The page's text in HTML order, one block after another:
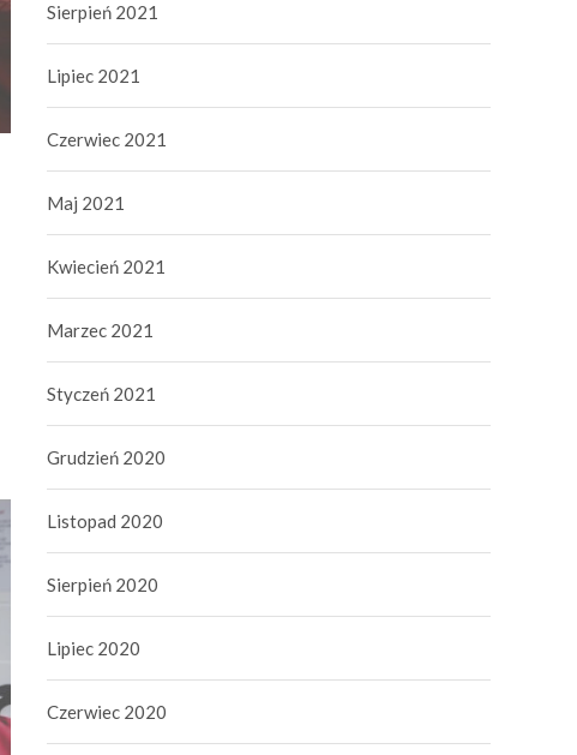
Sierpień 2021
Lipiec 2021
Czerwiec 2021
Maj 2021
Kwiecień 2021
Marzec 2021
Styczeń 2021
Grudzień 2020
Listopad 2020
Sierpień 2020
Lipiec 2020
Czerwiec 2020